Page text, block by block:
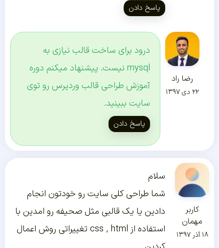
پاسخ دادن
رضا راد
۲۲ دی ۱۳۹۷
درود برای ساخت قالب نیازی به
mysql نیست. پیشنهاد میکنم دوره
آموزش طراحی قالب وردپرس رو توی
سایت ببینید.
پاسخ دادن
کاربر
مهمان
۱۸ آذر ۱۳۹۷
سلام
شما طراحی کلی سایت رو خودتون انجام
دادین یا یک قالبی مثل صحیفه رو امدین با
استفاده از css , html تغییراتی روش اعمال